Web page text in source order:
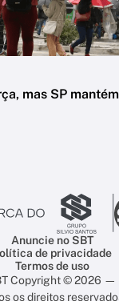
mas SP
Anuncie no SBT
de privacidade
Termos de uso
Copyright © 2026 —
os direitos